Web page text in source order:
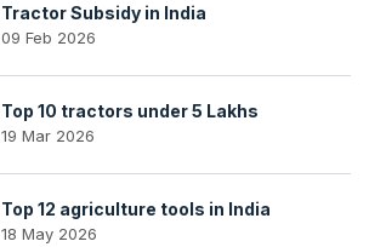
Tractor Subsidy in India
09 Feb 2026
Top 10 tractors under 5 Lakhs
19 Mar 2026
Top 12 agriculture tools in India
18 May 2026